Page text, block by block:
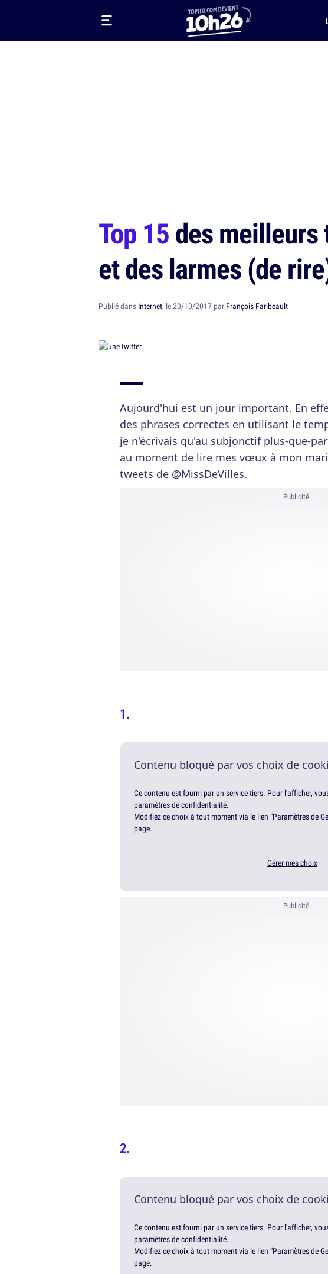
Top 15des meilleurs
et des larmes (de
Publié dans Internet, le 20/10/2017 par François Faribeault
Aujourd'hui est un jour important. En
des phrases correctes en utilisant le
je n'écrivais qu'au subjonctif plus-que-
au moment de lire mes vœux à mon
tweets de @MissDeVilles.
Publicité
Contenu bloqué par vos choix de
Ce contenu est fourni par un service tiers. Pour l'afficher,
paramètres de confidentialité.
Modifiez ce choix à tout moment via le lien "Paramètres de
page.
Gérer mes choix
Publicité
Contenu bloqué par vos choix de
Ce contenu est fourni par un service tiers. Pour l'afficher,
paramètres de confidentialité.
Modifiez ce choix à tout moment via le lien "Paramètres de
page.